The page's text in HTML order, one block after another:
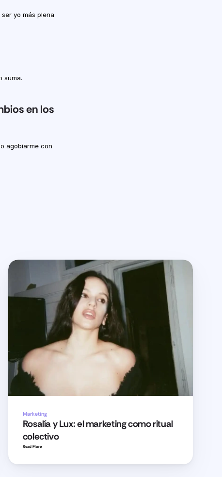
yo más plena
suma.
en los
agobiarme con
Marketing
Rosalía y Lux: el marketing como ritual
colectivo
Read More